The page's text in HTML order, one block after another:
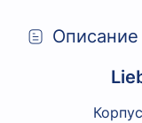
Описание